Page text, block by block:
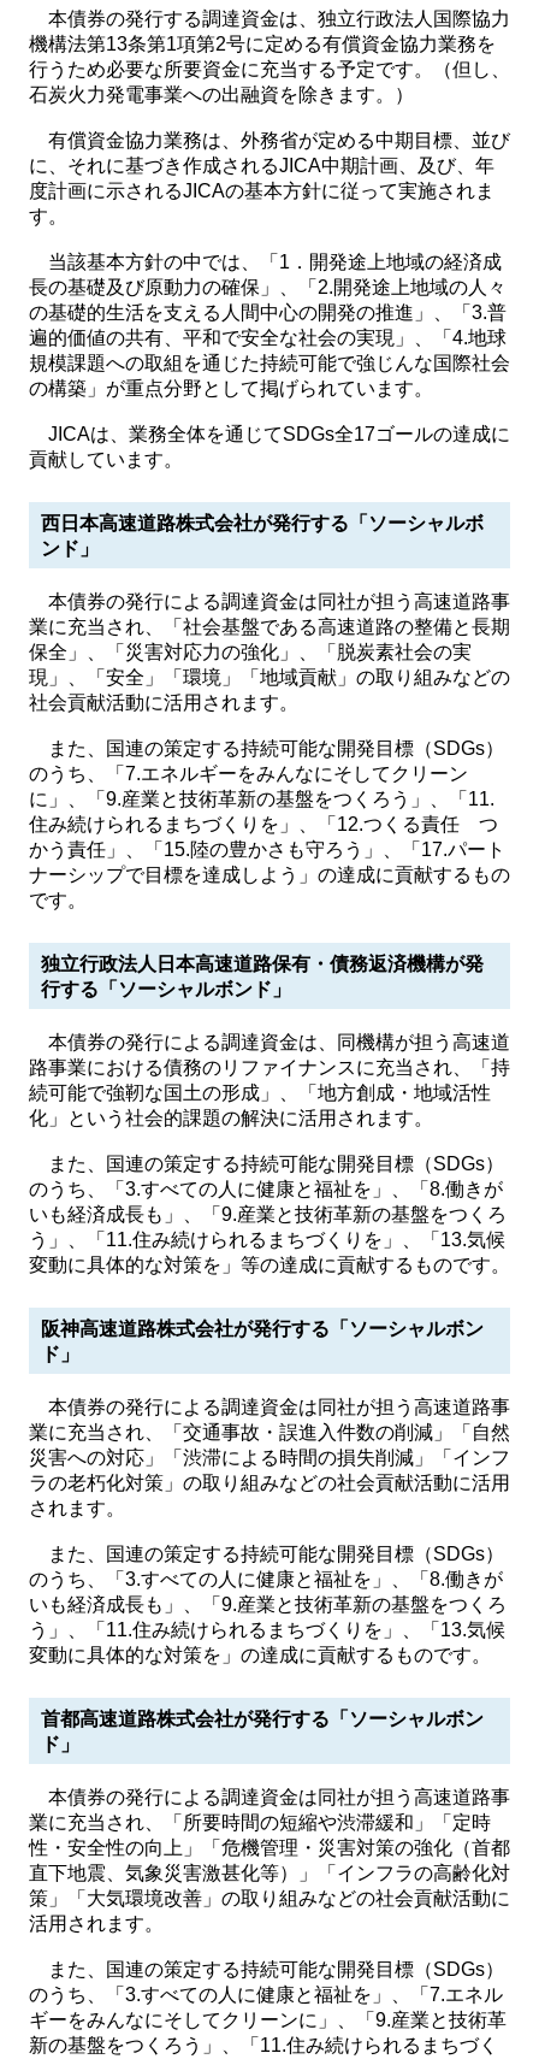
本債券の発行する調達資金は、独立行政法人国際協力
機構法第13条第1項第2号に定める有償資金協力業務を
行うため必要な所要資金に充当する予定です。（但し、
石炭火力発電事業への出融資を除きます。）
有償資金協力業務は、外務省が定める中期目標、並び
に、それに基づき作成されるJICA中期計画、及び、年
度計画に示されるJICAの基本方針に従って実施されま
す。
当該基本方針の中では、「1．開発途上地域の経済成
長の基礎及び原動力の確保」、「2.開発途上地域の人々
の基礎的生活を支える人間中心の開発の推進」、「3.普
遍的価値の共有、平和で安全な社会の実現」、「4.地球
規模課題への取組を通じた持続可能で強じんな国際社会
の構築」が重点分野として掲げられています。
JICAは、業務全体を通じてSDGs全17ゴールの達成に
貢献しています。
西日本高速道路株式会社が発行する「ソーシャルボ
ンド」
本債券の発行による調達資金は同社が担う高速道路事
業に充当され、「社会基盤である高速道路の整備と長期
保全」、「災害対応力の強化」、「脱炭素社会の実
現」、「安全」「環境」「地域貢献」の取り組みなどの
社会貢献活動に活用されます。
また、国連の策定する持続可能な開発目標（SDGs）
のうち、「7.エネルギーをみんなにそしてクリーン
に」、「9.産業と技術革新の基盤をつくろう」、「11.
住み続けられるまちづくりを」、「12.つくる責任 つ
かう責任」、「15.陸の豊かさも守ろう」、「17.パート
ナーシップで目標を達成しよう」の達成に貢献するもの
です。
独立行政法人日本高速道路保有・債務返済機構が発
行する「ソーシャルボンド」
本債券の発行による調達資金は、同機構が担う高速道
路事業における債務のリファイナンスに充当され、「持
続可能で強靭な国土の形成」、「地方創成・地域活性
化」という社会的課題の解決に活用されます。
また、国連の策定する持続可能な開発目標（SDGs）
のうち、「3.すべての人に健康と福祉を」、「8.働きが
いも経済成長も」、「9.産業と技術革新の基盤をつくろ
う」、「11.住み続けられるまちづくりを」、「13.気候
変動に具体的な対策を」等の達成に貢献するものです。
阪神高速道路株式会社が発行する「ソーシャルボン
ド」
本債券の発行による調達資金は同社が担う高速道路事
業に充当され、「交通事故・誤進入件数の削減」「自然
災害への対応」「渋滞による時間の損失削減」「インフ
ラの老朽化対策」の取り組みなどの社会貢献活動に活用
されます。
また、国連の策定する持続可能な開発目標（SDGs）
のうち、「3.すべての人に健康と福祉を」、「8.働きが
いも経済成長も」、「9.産業と技術革新の基盤をつくろ
う」、「11.住み続けられるまちづくりを」、「13.気候
変動に具体的な対策を」の達成に貢献するものです。
首都高速道路株式会社が発行する「ソーシャルボン
ド」
本債券の発行による調達資金は同社が担う高速道路事
業に充当され、「所要時間の短縮や渋滞緩和」「定時
性・安全性の向上」「危機管理・災害対策の強化（首都
直下地震、気象災害激甚化等）」「インフラの高齢化対
策」「大気環境改善」の取り組みなどの社会貢献活動に
活用されます。
また、国連の策定する持続可能な開発目標（SDGs）
のうち、「3.すべての人に健康と福祉を」、「7.エネル
ギーをみんなにそしてクリーンに」、「9.産業と技術革
新の基盤をつくろう」、「11.住み続けられるまちづく